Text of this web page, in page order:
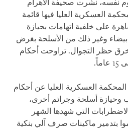
نفسه، نشرت صحيفة الأهرام
العسكرية العليا فيها قائمة
القاهرة على خلفية اتهامات بحيازة
وغير ذلك من الأسلحة بغرض
خرق حظر التجوال. تراوحت أحكام
المحكمة العسكرية العليا عن أحكام
وحيازة أسلحة وجرائم أخرى،
التي شهدها الشهر
بتدمير ماكينات صرف آلي بنكية